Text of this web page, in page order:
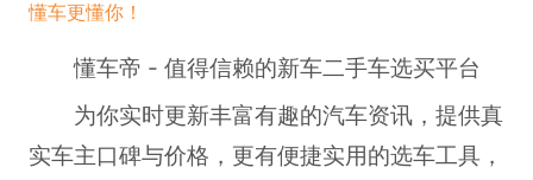
懂车更懂你！
懂车帝 - 值得信赖的新车二手车选买平台
为你实时更新丰富有趣的汽车资讯，提供真
实车主口碑与价格，更有便捷实用的选车工具，